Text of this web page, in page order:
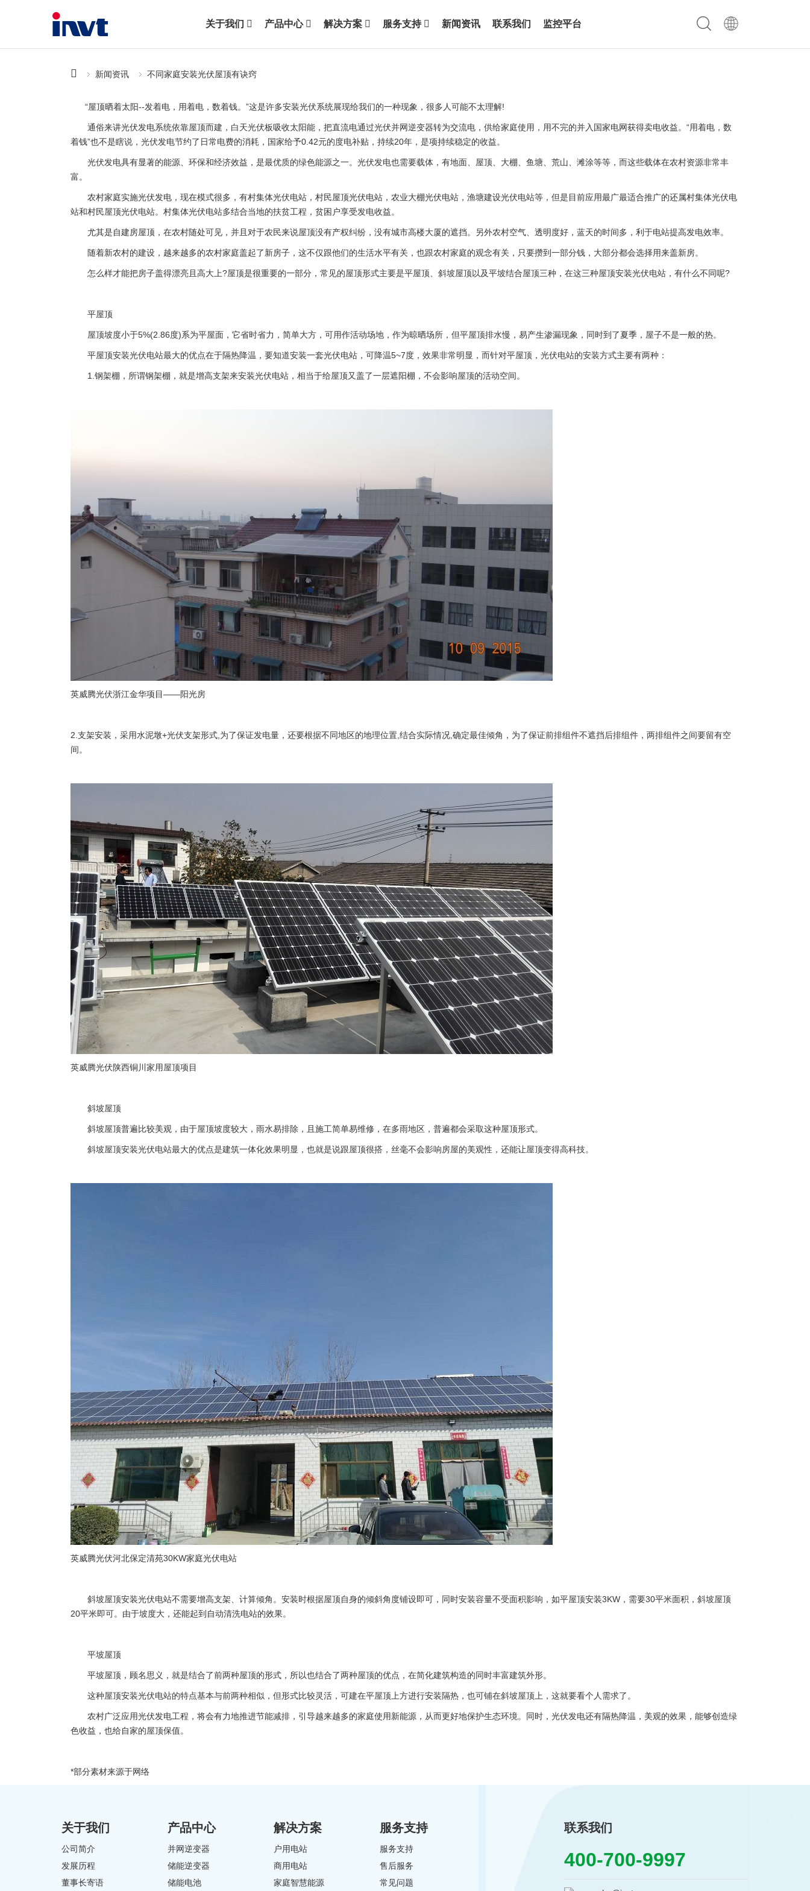
关于我们 产品中心 解决方案 服务支持 新闻资讯 联系我们 监控平台
新闻资讯 不同家庭安装光伏屋顶有诀窍
“屋顶晒着太阳--发着电，用着电，数着钱。”这是许多安装光伏系统展现给我们的一种现象，很多人可能不太理解!
通俗来讲光伏发电系统依靠屋顶而建，白天光伏板吸收太阳能，把直流电通过光伏并网逆变器转为交流电，供给家庭使用，用不完的并入国家电网获得卖电收益。“用着电，数
着钱”也不是瞎说，光伏发电节约了日常电费的消耗，国家给予0.42元的度电补贴，持续20年，是项持续稳定的收益。
光伏发电具有显著的能源、环保和经济效益，是最优质的绿色能源之一。光伏发电也需要载体，有地面、屋顶、大棚、鱼塘、荒山、滩涂等等，而这些载体在农村资源非常丰
富。
农村家庭实施光伏发电，现在模式很多，有村集体光伏电站，村民屋顶光伏电站，农业大棚光伏电站，渔塘建设光伏电站等，但是目前应用最广最适合推广的还属村集体光伏电
站和村民屋顶光伏电站。村集体光伏电站多结合当地的扶贫工程，贫困户享受发电收益。
尤其是自建房屋顶，在农村随处可见，并且对于农民来说屋顶没有产权纠纷，没有城市高楼大厦的遮挡。另外农村空气、透明度好，蓝天的时间多，利于电站提高发电效率。
随着新农村的建设，越来越多的农村家庭盖起了新房子，这不仅跟他们的生活水平有关，也跟农村家庭的观念有关，只要攒到一部分钱，大部分都会选择用来盖新房。
怎么样才能把房子盖得漂亮且高大上?屋顶是很重要的一部分，常见的屋顶形式主要是平屋顶、斜坡屋顶以及平坡结合屋顶三种，在这三种屋顶安装光伏电站，有什么不同呢?
平屋顶
屋顶坡度小于5%(2.86度)系为平屋面，它省时省力，简单大方，可用作活动场地，作为晾晒场所，但平屋顶排水慢，易产生渗漏现象，同时到了夏季，屋子不是一般的热。
平屋顶安装光伏电站最大的优点在于隔热降温，要知道安装一套光伏电站，可降温5~7度，效果非常明显，而针对平屋顶，光伏电站的安装方式主要有两种：
1.钢架棚，所谓钢架棚，就是增高支架来安装光伏电站，相当于给屋顶又盖了一层遮阳棚，不会影响屋顶的活动空间。
英威腾光伏浙江金华项目——阳光房
2.支架安装，采用水泥墩+光伏支架形式,为了保证发电量，还要根据不同地区的地理位置,结合实际情况,确定最佳倾角，为了保证前排组件不遮挡后排组件，两排组件之间要留有空
间。
英威腾光伏陕西铜川家用屋顶项目
斜坡屋顶
斜坡屋顶普遍比较美观，由于屋顶坡度较大，雨水易排除，且施工简单易维修，在多雨地区，普遍都会采取这种屋顶形式。
斜坡屋顶安装光伏电站最大的优点是建筑一体化效果明显，也就是说跟屋顶很搭，丝毫不会影响房屋的美观性，还能让屋顶变得高科技。
英威腾光伏河北保定清苑30KW家庭光伏电站
斜坡屋顶安装光伏电站不需要增高支架、计算倾角。安装时根据屋顶自身的倾斜角度铺设即可，同时安装容量不受面积影响，如平屋顶安装3KW，需要30平米面积，斜坡屋顶
20平米即可。由于坡度大，还能起到自动清洗电站的效果。
平坡屋顶
平坡屋顶，顾名思义，就是结合了前两种屋顶的形式，所以也结合了两种屋顶的优点，在简化建筑构造的同时丰富建筑外形。
这种屋顶安装光伏电站的特点基本与前两种相似，但形式比较灵活，可建在平屋顶上方进行安装隔热，也可铺在斜坡屋顶上，这就要看个人需求了。
农村广泛应用光伏发电工程，将会有力地推进节能减排，引导越来越多的家庭使用新能源，从而更好地保护生态环境。同时，光伏发电还有隔热降温，美观的效果，能够创造绿
色收益，也给自家的屋顶保值。
*部分素材来源于网络
关于我们
公司简介
发展历程
董事长寄语
产品中心
并网逆变器
储能逆变器
储能电池
解决方案
户用电站
商用电站
家庭智慧能源
服务支持
服务支持
售后服务
常见问题
联系我们
400-700-9997